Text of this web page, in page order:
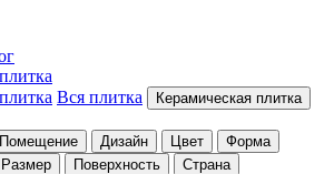
Вся плитка Керамическая плитка
Помещение Дизайн Цвет
Форма
Размер Поверхность Страна